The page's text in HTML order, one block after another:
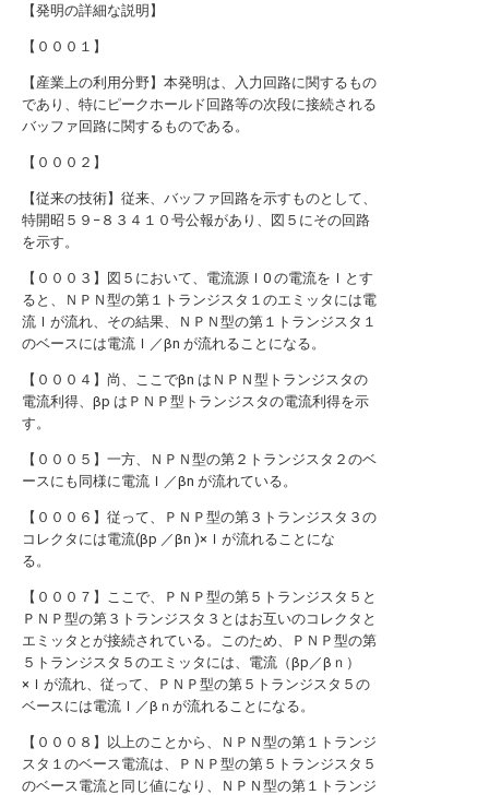
【発明の詳細な説明】
【０００１】
【産業上の利用分野】本発明は、入力回路に関するもの
であり、特にピークホールド回路等の次段に接続される
バッファ回路に関するものである。
【０００２】
【従来の技術】従来、バッファ回路を示すものとして、
特開昭５９−８３４１０号公報があり、図５にその回路
を示す。
【０００３】図５において、電流源Ｉ0 の電流をＩとす
ると、ＮＰＮ型の第１トランジスタ１のエミッタには電
流Ｉが流れ、その結果、ＮＰＮ型の第１トランジスタ１
のベースには電流Ｉ／βn が流れることになる。
【０００４】尚、ここでβn はＮＰＮ型トランジスタの
電流利得、βp はＰＮＰ型トランジスタの電流利得を示
す。
【０００５】一方、ＮＰＮ型の第２トランジスタ２のベ
ースにも同様に電流Ｉ／βn が流れている。
【０００６】従って、ＰＮＰ型の第３トランジスタ３の
コレクタには電流(βp ／βn )×Ｉが流れることにな
る。
【０００７】ここで、ＰＮＰ型の第５トランジスタ５と
ＰＮＰ型の第３トランジスタ３とはお互いのコレクタと
エミッタとが接続されている。このため、ＰＮＰ型の第
５トランジスタ５のエミッタには、電流（βp／βｎ）
×Ｉが流れ、従って、ＰＮＰ型の第５トランジスタ５の
ベースには電流Ｉ／βｎが流れることになる。
【０００８】以上のことから、ＮＰＮ型の第１トランジ
スタ１のベース電流は、ＰＮＰ型の第５トランジスタ５
のベース電流と同じ値になり、ＮＰＮ型の第１トランジ